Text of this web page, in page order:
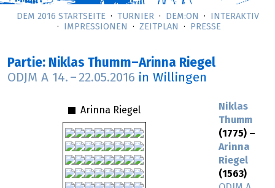
DEM 2016 STARTSEITE TURNIER DEM:ON
INTERAKTIV
IMPRESSIONEN
ZEITPLAN PRESSE
Partie: Niklas Thumm–Arinna Riegel
ODJM A 14. – 22.05.2016 in Willingen
Arinna Riegel
Niklas
Thumm
(1775) –
Arinna
Riegel
(1563)